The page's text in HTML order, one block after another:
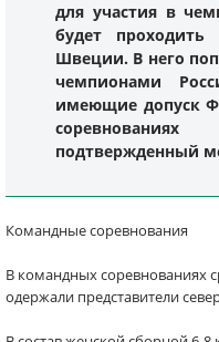
для участия в
будет
Швеции. В него
чемпионами
имеющие допуск
подтвержденный
Командные соревнования
В командных соревнованиях
одержали представители